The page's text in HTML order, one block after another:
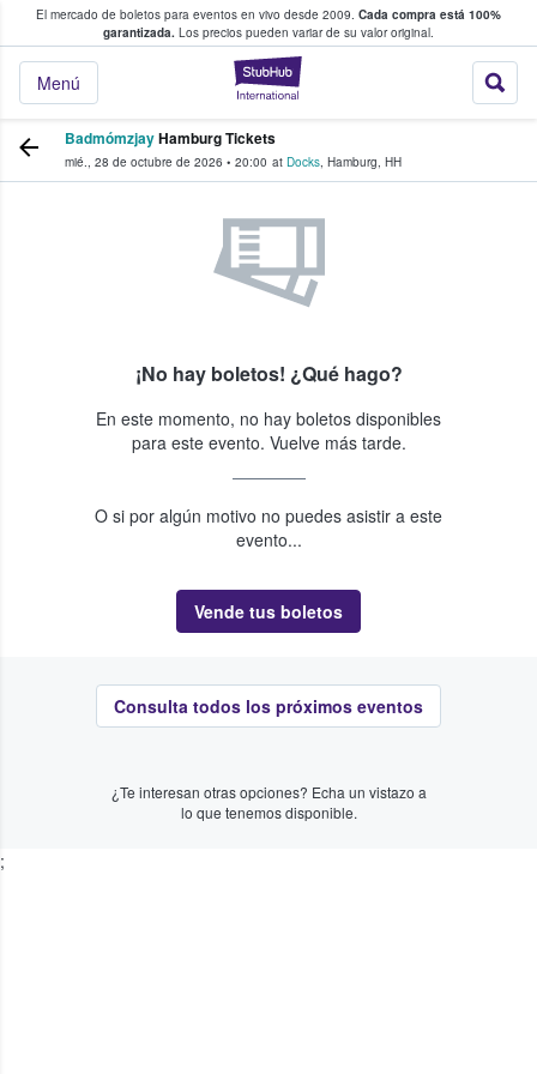
El mercado de boletos para eventos en vivo desde 2009. Cada compra está 100%
garantizada. Los precios pueden variar de su valor original.
StubHub: donde
Menú
fans compran y venden boletos
BadmómzjayHamburg Tickets
mié., 28 de octubre de 2026 • 20:00 at Docks, Hamburg, HH
¡No hay boletos! ¿Qué hago?
En este momento, no hay boletos disponibles
para este evento. Vuelve más tarde.
O si por algún motivo no puedes asistir a este
evento...
Vende tus boletos
Consulta todos los próximos eventos
¿Te interesan otras opciones? Echa un vistazo a
lo que tenemos disponible.
;